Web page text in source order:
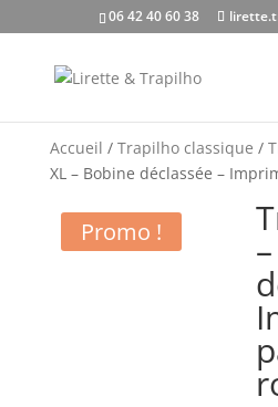
06 42 40 60 38
Accueil / Trapilho classique /
XL – Bobine déclassée –
Promo !